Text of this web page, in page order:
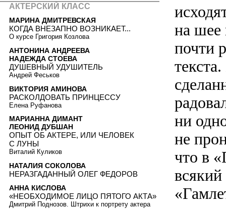
на шее
почти
ни
не
что в
АКТЕРСКИЙ КЛАСС
МАРИНА ДМИТРЕВСКАЯ
КОГДА ВНЕЗАПНО ВОЗНИКАЕТ...
О курсе Григория Козлова
АНТОНИНА АНДРЕЕВА
НАДЕЖДА СТОЕВА
ДУШЕВНЫЙ УДУШИТЕЛЬ
Андрей Феськов
ВИКТОРИЯ АМИНОВА
РАСКОЛДОВАТЬ ПРИНЦЕССУ
Елена Руфанова
МАРИАННА ДИМАНТ
ЛЕОНИД ДУБШАН
ОПЫТ ОБ АКТЕРЕ, ИЛИ ЧЕЛОВЕК
С ЛУНЫ
Виталий Куликов
НАТАЛИЯ СОКОЛОВА
НЕРАЗГАДАННЫЙ ОЛЕГ ФЕДОРОВ
АННА КИСЛОВА
«НЕОБХОДИМОЕ ЛИЦО ПЯТОГО АКТА»
Дмитрий Поднозов. Штрихи к портрету актера